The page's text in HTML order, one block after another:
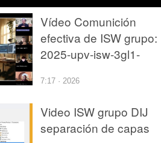
Vídeo Comunición
efectiva de ISW grupo:
2025-upv-isw-3gl1-
7:17 · 2026
Video ISW grupo DIJ
separación de capas